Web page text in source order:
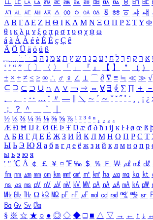
ㅥ ㅦ ㅧ ㅨ ㅩ ㅪ ㅫ ㅬ ㅭ ㅮ ㅯ ㅰ ㅱ ㅲ ㅳ
ㅺ ㅻ ㅼ ㅽ ㅾ ㅿ ㆀ ㆁ ㆂ ㆃ ㆄ ㆅ ㆆ ㆇ ㆈ
Α Β ΓΔ Ε Ζ Η Θ Ι ΚΛ Μ Ν Ξ Ο Π Ρ Σ ΤΥ Φ
θ ι κ λ μ ν ξ ο π ρ σ τ υ φ χ ψ ω
á à Á À é è É È ç Ç ê
Ä Ö Ü ä ö ü ß
ִֶֹ ֻּ ׁׂ א ר ק ף ך ל ח י ע כ ג ד ש ץ ת צ מ נ ה ב
‘ ’ “ ” 〔 〕 〈 〉 「 」 『 』 【 】 ＂ （ ）
± × ÷ ≠ ≤ ≥ ∞ ∴ ♂ ♀ ∠ ⊥ ⌒ ∂ ∇ ≡ ≒ ≪ ≫ √
⊆ ⊇ ⊂ ⊃ ∪ ∩ ∧ ∨ ￢ ⇒ ⇔ ∀ ∃ ∮ ∑ ∏ ＋ －
、
。 · ‥ … ¨ 〃 ― ＼ ∼ ´ ～ ˇ ˘ ˝ ˚ ˙ ¸ ¡ ¿ ː
；
？ ＾ ｀
½ ⅓ ⅔ ¼ ¾ ⅛ ⅜ ⅝ ⅞ ¹ ² ³ ⁴ ⁿ ₁ ₂ ₃ ₄
Æ Ð Ħ Ĳ Ł Ø Œ Þ Ŧ Ŋ æ đ ð ħ ı ĳ ĸ ŀ ł ø œ ß
А Б В Г Д Е Ё Ж З И Й К Л М Н О П Р С Т
Ы Ь Э Ю Я а б в г д е ё ж з и й к л м н о п р
ы ь э ю я
′ ″ ℃ Å ￠ ￡ ￥ ¤ ℉ ‰ ＄ ％ Ｆ ￦ ㎕ ㎖ ㎗
㎙ ㎚ ㎛ ㎜ ㎝ ㎞ ㎟ ㎠ ㎡ ㎢ ㏊ ㎍ ㎎ ㎏ ㏏
㎱ ㎲ ㎳ ㎴ ㎵ ㎶ ㎷ ㎸ ㎹ ㎀ ㎁ ㎂ ㎃ ㎄ ㎺
㎒ ㎓ ㎔ Ω ㏀ ㏁ ㎊ ㎋ ㎌ ㏖ ㏅ ㎭ ㎮ ㎯ ㏛
㏃ ㏉ ㏜ ㏆
§ ※ ☆ ★ ○ ● ◎ ◇ ◆ □ ■ △ ▽ → ← ↑ ↓